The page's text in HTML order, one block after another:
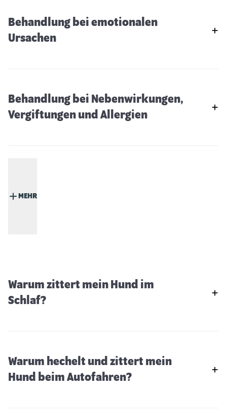
Behandlung bei emotionalen
Ursachen
Behandlung bei Nebenwirkungen,
Vergiftungen und Allergien
MEHR
Warum zittert mein Hund im
Schlaf?
Warum hechelt und zittert mein
Hund beim Autofahren?